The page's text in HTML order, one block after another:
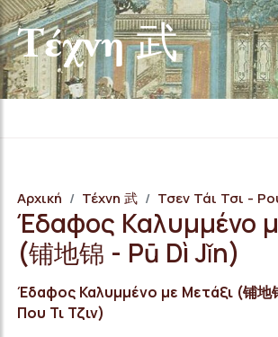
Τέχνη 武
Αρχική Τέχνη 武 Τσεν Τάι Τσι -
Έδαφος Καλυμμένο
(铺地锦 - Pū Dì Jǐn)
Έδαφος Καλυμμένο με Μετάξι (铺地
Που Τι Τζιν)